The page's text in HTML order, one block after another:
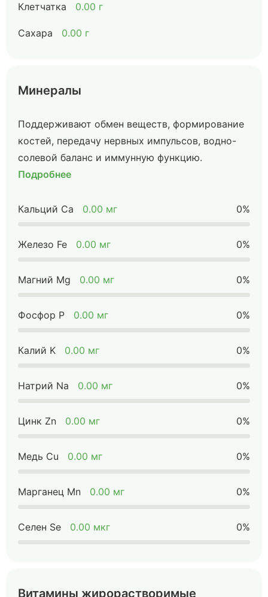
Клетчатка 0.00 г
Сахара 0.00 г
Минералы
Поддерживают обмен веществ, формирование
костей, передачу нервных импульсов, водно-
солевой баланс и иммунную функцию.
Подробнее
Кальций Ca 0.00 мг 0%
Железо Fe 0.00 мг 0%
Магний Mg 0.00 мг 0%
Фосфор P 0.00 мг 0%
Калий K 0.00 мг 0%
Натрий Na 0.00 мг 0%
Цинк Zn 0.00 мг 0%
Медь Cu 0.00 мг 0%
Марганец Mn 0.00 мг 0%
Селен Se 0.00 мкг 0%
Витамины жирорастворимые